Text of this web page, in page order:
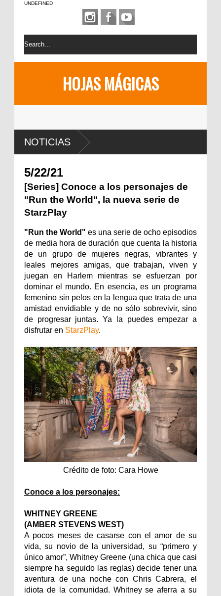
UNDEFINED
HOJAS MÁGICAS
NOTICIAS
5/22/21
[Series] Conoce a los personajes de
"Run the World", la nueva serie de
StarzPlay
"Run the World" es una serie de ocho episodios
de media hora de duración que cuenta la historia
de un grupo de mujeres negras, vibrantes y
leales mejores amigas, que trabajan, viven y
juegan en Harlem mientras se esfuerzan por
dominar el mundo. En esencia, es un programa
femenino sin pelos en la lengua que trata de una
amistad envidiable y de no sólo sobrevivir, sino
de progresar juntas. Ya la puedes empezar a
disfrutar en StarzPlay.
Crédito de foto: Cara Howe
Conoce a los personajes:
WHITNEY GREENE
(AMBER STEVENS WEST)
A pocos meses de casarse con el amor de su
vida, su novio de la universidad, su “primero y
único amor”, Whitney Greene (una chica que casi
siempre ha seguido las reglas) decide tener una
aventura de una noche con Chris Cabrera, el
idiota de la comunidad. Whitney se aferra a su